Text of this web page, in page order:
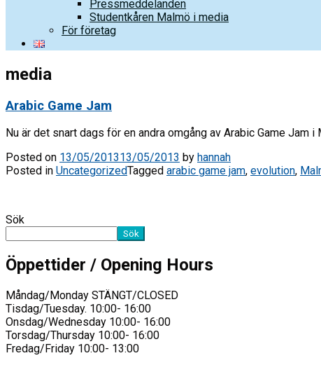
Pressmeddelanden
Studentkåren Malmö i media
För företag
media
Arabic Game Jam
Nu är det snart dags för en andra omgång av Arabic Game
Posted on 13/05/201313/05/2013 by hannah
Posted in UncategorizedTagged arabic game jam, evolution,
Sök
Sök
Öppettider / Opening Hours
Måndag/Monday STÄNGT/CLOSED
Tisdag/Tuesday. 10:00- 16:00
Onsdag/Wednesday 10:00- 16:00
Torsdag/Thursday 10:00- 16:00
Fredag/Friday 10:00- 13:00